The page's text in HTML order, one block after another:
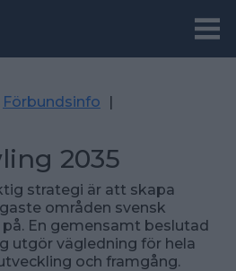
Förbundsinfo
|
2035
strategi är att skapa
områden svensk
En gemensamt beslutad
utgör vägledning för hela
och framgång.